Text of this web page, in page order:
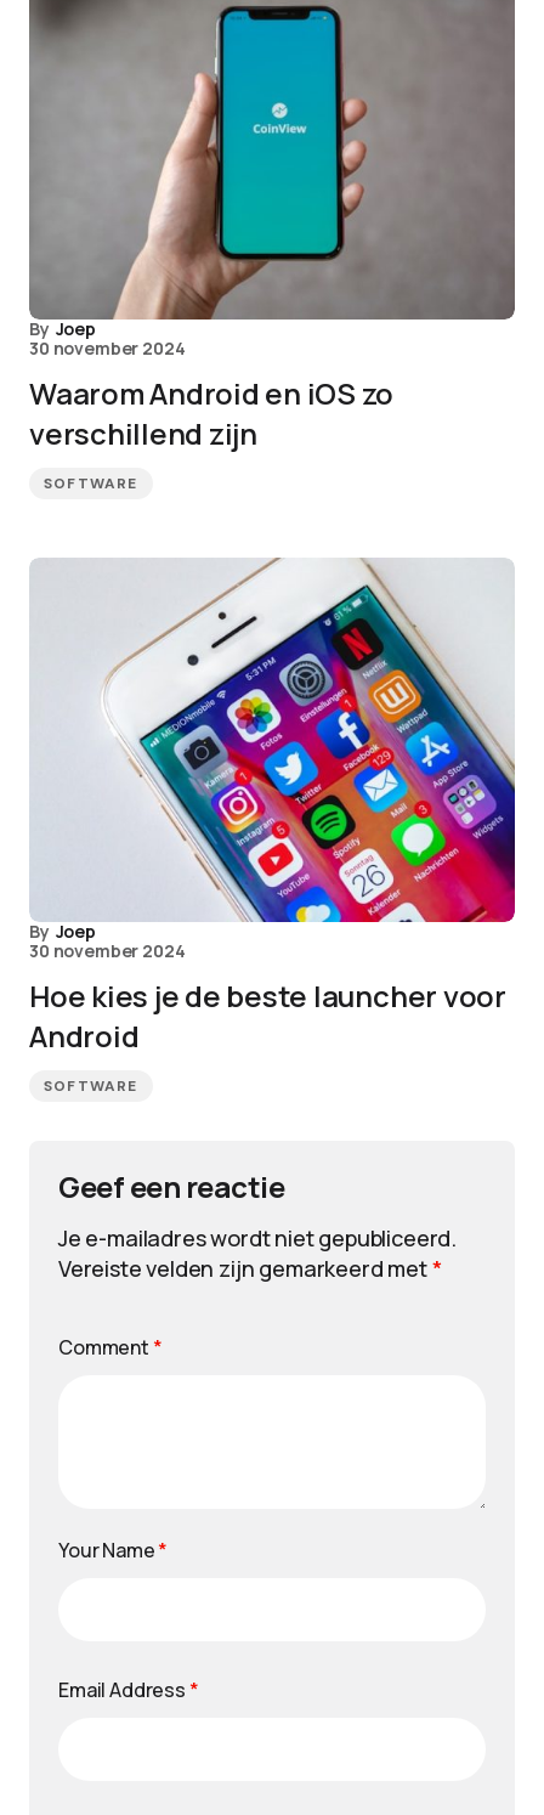
By Joep
30 november 2024
Waarom Android en iOS zo
verschillend zijn
SOFTWARE
By Joep
30 november 2024
Hoe kies je de beste launcher voor
Android
SOFTWARE
Geef een reactie
Je e-mailadres wordt niet gepubliceerd.
Vereiste velden zijn gemarkeerd met*
Comment *
Your Name*
Email Address *